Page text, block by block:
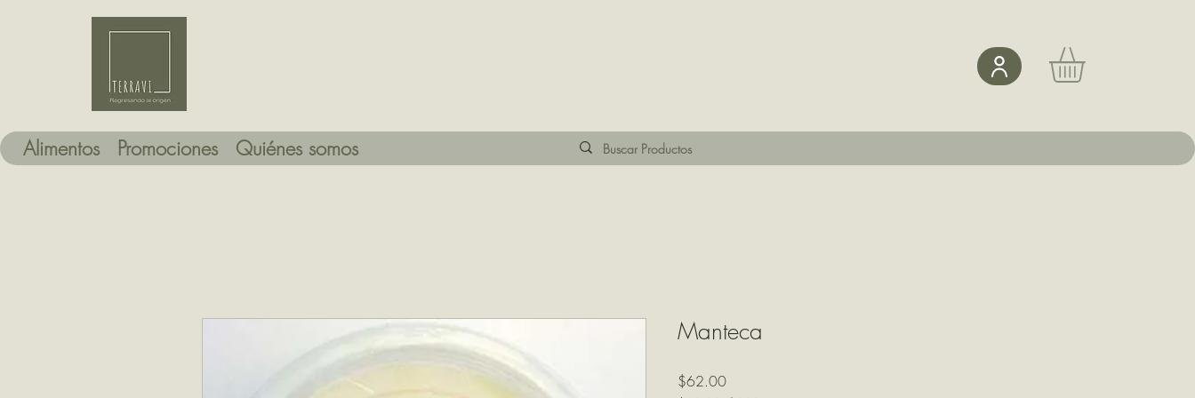
Alimentos Promociones Quiénes somos
Manteca
$62.00Precio